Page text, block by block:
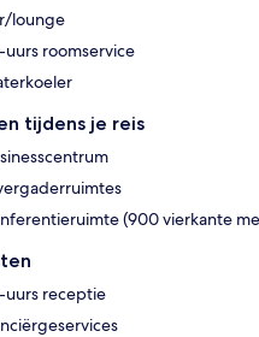
lounge
uurs roomservice
tijdens je reis
(900 vierkante
uurs receptie